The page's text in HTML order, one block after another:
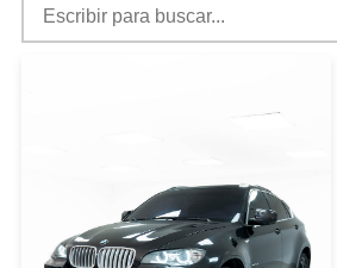
XDRIVE30D/2012
2012 NEGRO